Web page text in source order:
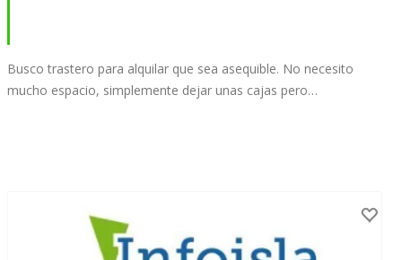
Busco trastero para alquilar que sea asequible. No necesito
mucho espacio, simplemente dejar unas cajas pero…